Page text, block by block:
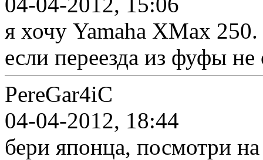
я хочу Yamaha XMax
если переезда из фуфы не
PereGar4iC
04-04-2012, 18:44
бери японца, посмотри